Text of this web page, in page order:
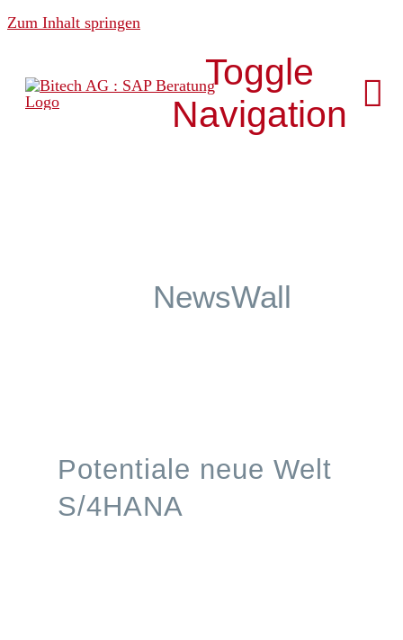
Zum Inhalt springen
Toggle
Navigation
Branchen
NewsWall
Potentiale neue Welt
S/4HANA